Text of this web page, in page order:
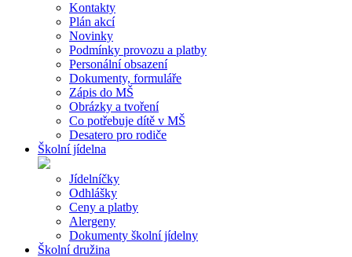
Kontakty
Plán akcí
Novinky
Podmínky provozu a platby
Personální obsazení
Dokumenty, formuláře
Zápis do MŠ
Obrázky a tvoření
Co potřebuje dítě v MŠ
Desatero pro rodiče
Školní jídelna
Jídelníčky
Odhlášky
Ceny a platby
Alergeny
Dokumenty školní jídelny
Školní družina